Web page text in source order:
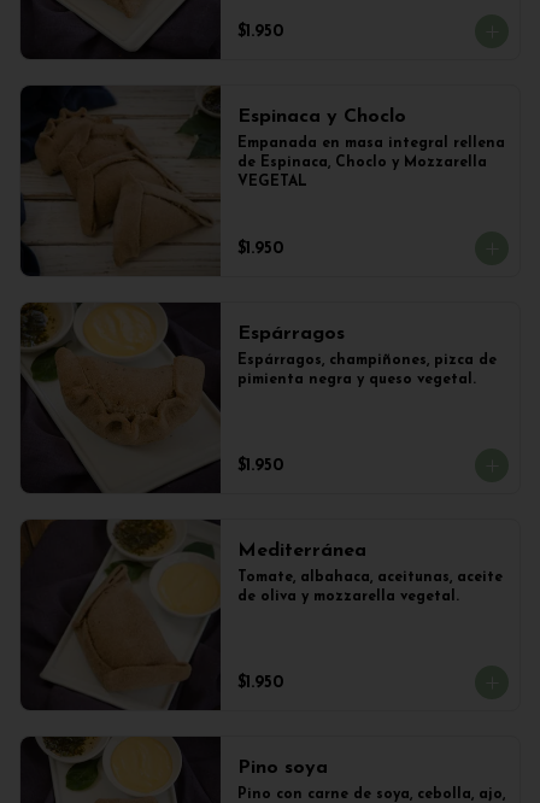
$1.950
Espinaca y Choclo
Empanada en masa integral rellena
de Espinaca, Choclo y Mozzarella
VEGETAL
$1.950
Espárragos
Espárragos, champiñones, pizca de
pimienta negra y queso vegetal.
$1.950
Mediterránea
Tomate, albahaca, aceitunas, aceite
de oliva y mozzarella vegetal.
$1.950
Pino soya
Pino con carne de soya, cebolla, ajo,